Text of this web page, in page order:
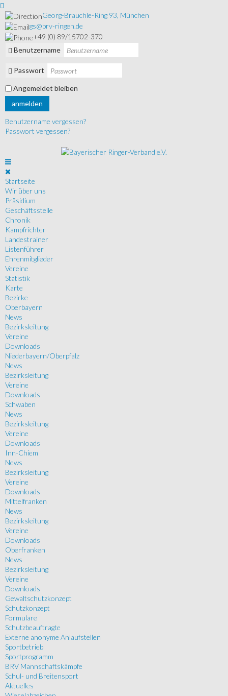
Georg-Brauchle-Ring 93, München
gs@brv-ringen.de
+49 (0) 89/15702-370
Benutzername
Passwort
Angemeldet bleiben
anmelden
Benutzername vergessen?
Passwort vergessen?
Startseite
Wir über uns
Präsidium
Geschäftsstelle
Chronik
Kampfrichter
Landestrainer
Listenführer
Ehrenmitglieder
Vereine
Statistik
Karte
Bezirke
Oberbayern
News
Bezirksleitung
Vereine
Downloads
Niederbayern/Oberpfalz
News
Bezirksleitung
Vereine
Downloads
Schwaben
News
Bezirksleitung
Vereine
Downloads
Inn-Chiem
News
Bezirksleitung
Vereine
Downloads
Mittelfranken
News
Bezirksleitung
Vereine
Downloads
Oberfranken
News
Bezirksleitung
Vereine
Downloads
Gewaltschutzkonzept
Schutzkonzept
Formulare
Schutzbeauftragte
Externe anonyme Anlaufstellen
Sportbetrieb
Sportprogramm
BRV Mannschaftskämpfe
Schul- und Breitensport
Aktuelles